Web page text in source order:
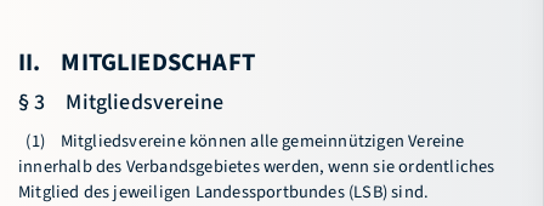
II. MITGLIEDSCHAFT
§ 3 Mitgliedsvereine
(1) Mitgliedsvereine können alle gemeinnützigen Vereine
innerhalb des Verbandsgebietes werden, wenn sie ordentliches
Mitglied des jeweiligen Landessportbundes (LSB) sind.